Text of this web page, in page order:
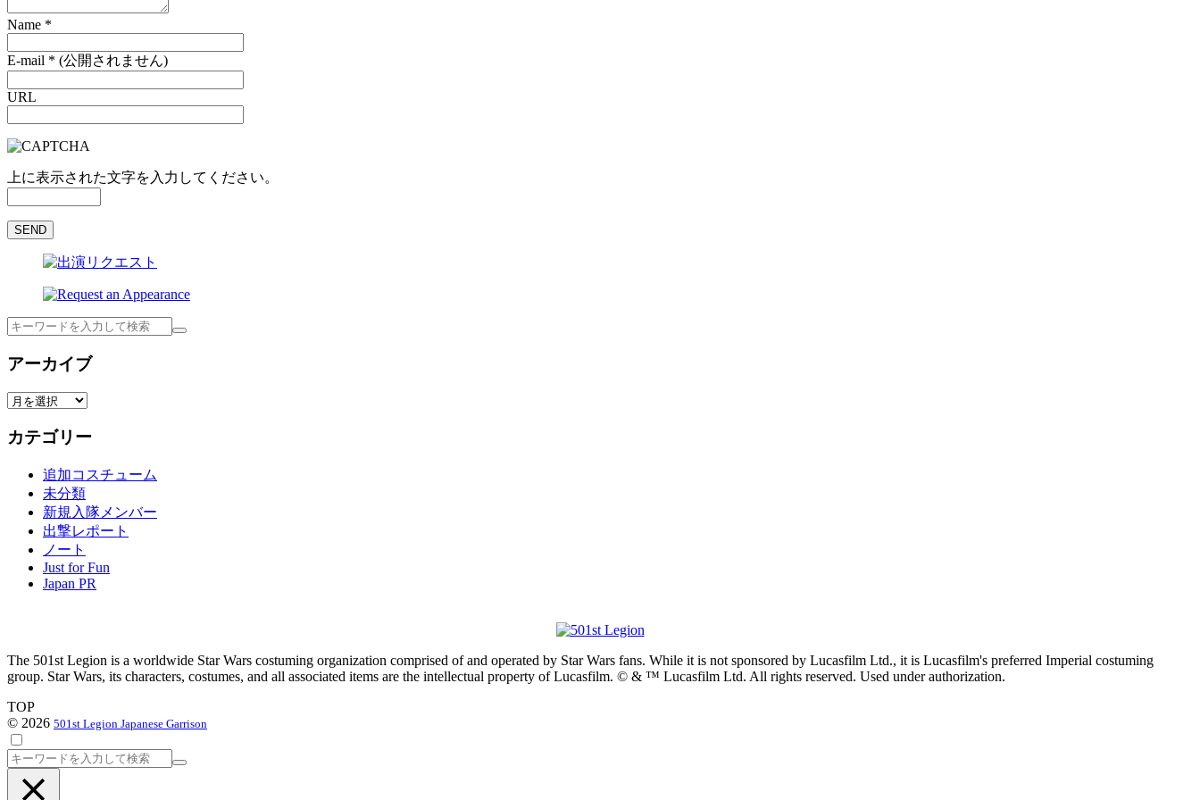
Name *
E-mail * (公開されません)
URL
上に表示された文字を入力してください。
検
アーカイブ
ア
カ
カテゴリー
追加コスチューム
未分類
新規入隊メンバー
出撃レポート
ノート
Just for Fun
Japan PR
The 501st Legion is a worldwide Star Wars costuming organization comprised of and operated by Star Wars fans. While it is not sponsored by Lucasfilm Ltd., it is Lucasfilm's preferred Imperial costuming
group. Star Wars, its characters, costumes, and all associated items are the intellectual property of Lucasfilm. © & ™ Lucasfilm Ltd. All rights reserved. Used under authorization.
TOP
© 2026 501st Legion Japanese Garrison
検
索